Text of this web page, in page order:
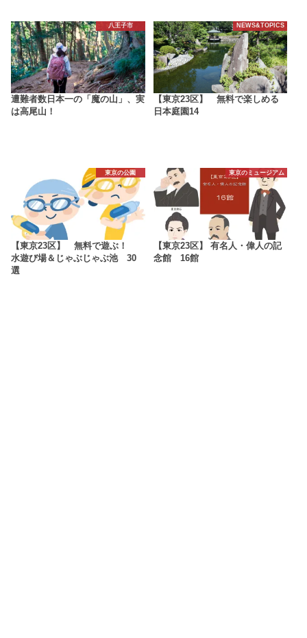
八王子市
遭難者数日本一の「魔の山」、実
は高尾山！
NEWS&TOPICS
【東京23区】 無料で楽しめる
日本庭園14
東京の公園
【東京23区】 無料で遊ぶ！
水遊び場＆じゃぶじゃぶ池 30
選
東京のミュージアム
【東京23区】 有名人・偉人の記
念館 16館